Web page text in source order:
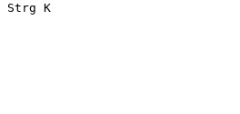
Strg K